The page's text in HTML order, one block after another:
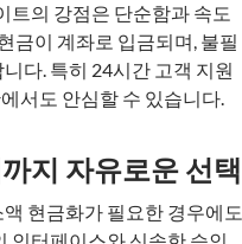
트의 강점은 단순함과 속도
금이 계좌로 입금되며, 불필
다. 특히 24시간 고객 지원
서도 안심할 수 있습니다.
지 자유로운 선택
현금화가 필요한 경우에도